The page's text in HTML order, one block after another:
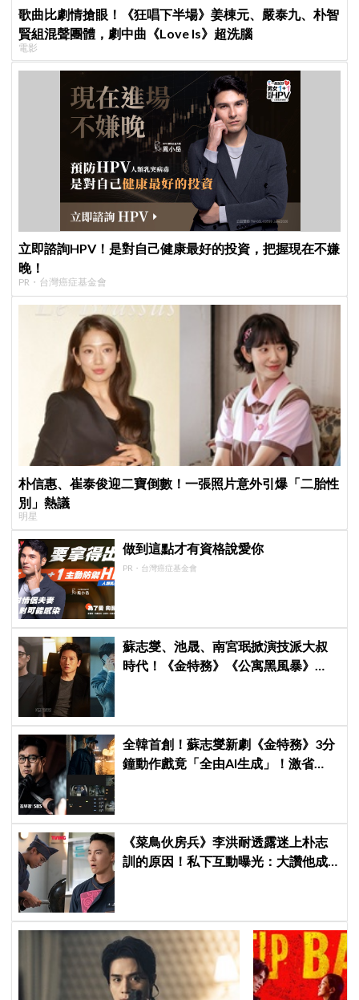
歌曲比劇情搶眼！《狂唱下半場》姜棟元、嚴泰九、朴智
賢組混聲團體，劇中曲《Love Is》超洗腦
電影
立即諮詢HPV！是對自己健康最好的投資，把握現在不嫌
晚！
PR・台灣癌症基金會
朴信惠、崔泰俊迎二寶倒數！一張照片意外引爆「二胎性
別」熱議
明星
做到這點才有資格說愛你
PR・台灣癌症基金會
蘇志燮、池晟、南宮珉掀演技派大叔
時代！《金特務》《公寓黑風暴》
全韓首創！蘇志燮新劇《金特務》3分
鐘動作戲竟「全由AI生成」！激省
《菜鳥伙房兵》李洪耐透露迷上朴志
訓的原因！私下互動曝光：大讚他成